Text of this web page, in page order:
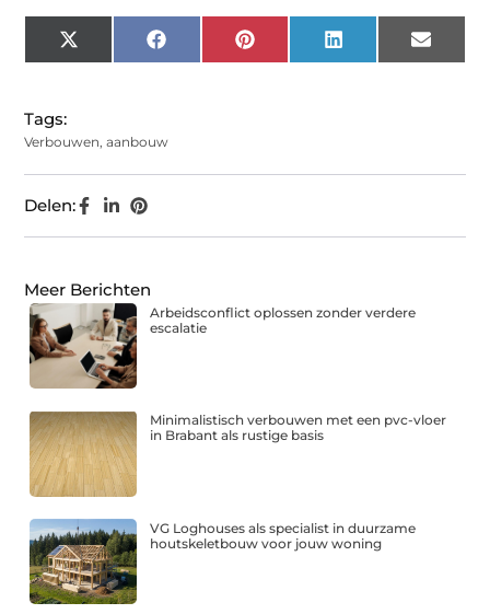
X
(Twitter)
Facebook Pinterest LinkedIn Email
Tags:
Verbouwen,aanbouw
Delen:
Meer Berichten
Arbeidsconflict oplossen zonder verdere
escalatie
Minimalistisch verbouwen met een pvc-vloer
in Brabant als rustige basis
VG Loghouses als specialist in duurzame
houtskeletbouw voor jouw woning